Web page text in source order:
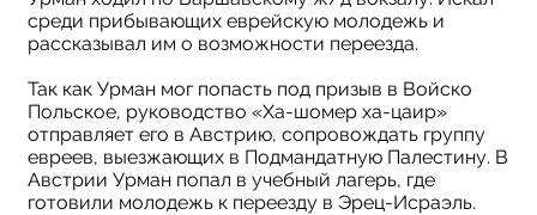
среди прибывающих еврейскую молодежь и
рассказывал им о возможности переезда.
Так как Урман мог попасть под призыв в Войско
Польское, руководство «Ха-шомер ха-цаир»
отправляет его в Австрию, сопровождать группу
евреев, выезжающих в Подмандатную Палестину. В
Австрии Урман попал в учебный лагерь, где
готовили молодежь к переезду в Эрец-Исраэль.